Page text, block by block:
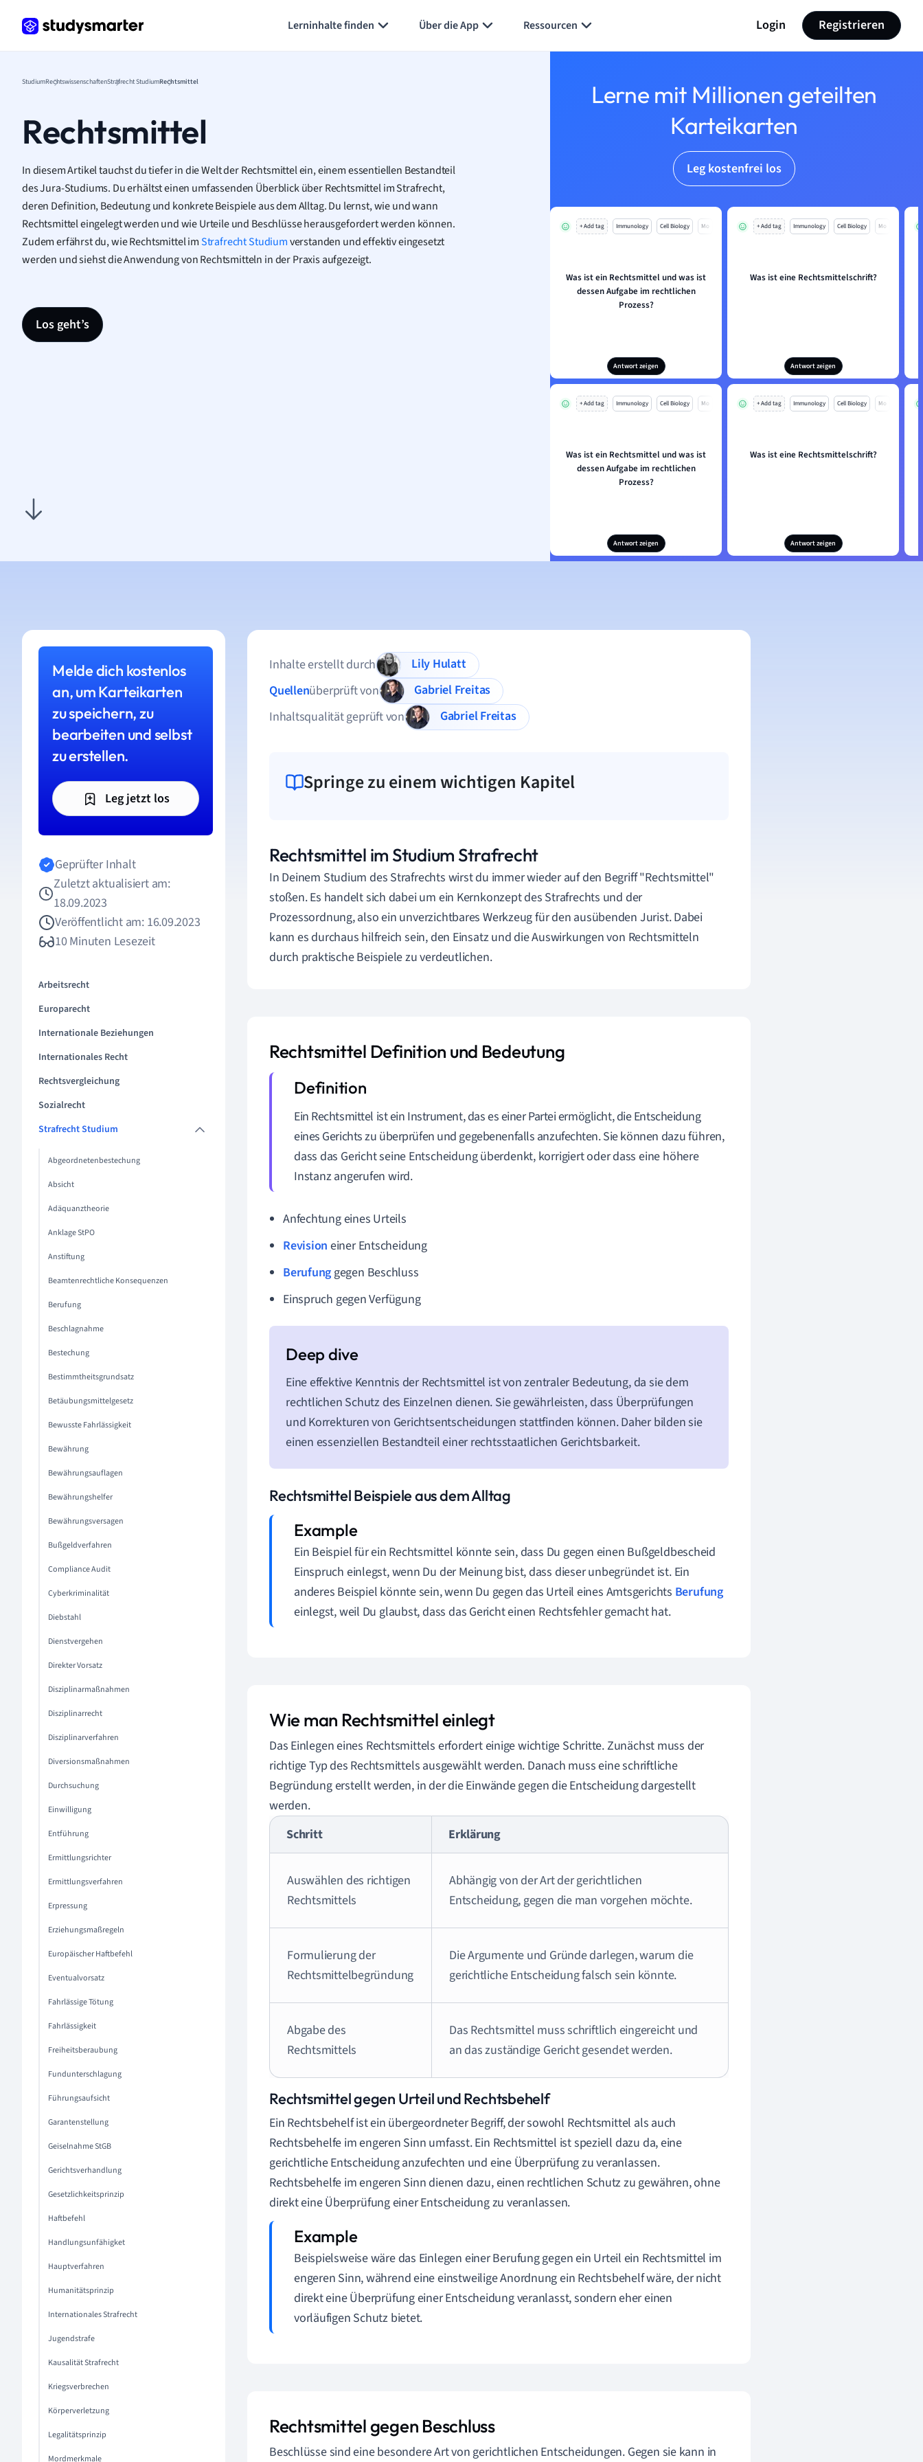
Lerninhalte finden Über die App Ressourcen Login Registrieren
StudiumRechtswissenschaftenStrafrecht StudiumRechtsmittel
Rechtsmittel
In diesem Artikel tauchst du tiefer in die Welt der Rechtsmittel ein, einem essentiellen Bestandteil
des Jura-Studiums. Du erhältst einen umfassenden Überblick über Rechtsmittel im Strafrecht,
deren Definition, Bedeutung und konkrete Beispiele aus dem Alltag. Du lernst, wie und wann
Rechtsmittel eingelegt werden und wie Urteile und Beschlüsse herausgefordert werden können.
Zudem erfährst du, wie Rechtsmittel imStrafrecht Studiumverstanden und effektiv eingesetzt
werden und siehst die Anwendung von Rechtsmitteln in der Praxis aufgezeigt.
Los geht’s
Lerne mit Millionen geteilten
Karteikarten
Leg kostenfrei los
+ Add tag Immunology Cell Biology Mo
Was ist ein Rechtsmittel und was ist
dessen Aufgabe im rechtlichen
Prozess?
Antwort zeigen
+ Add tag Immunology Cell Biology Mo
Was ist eine Rechtsmittelschrift?
Antwort zeigen
+ Add tag Immunology Cell Biology Mo
Was ist ein Rechtsmittel und was ist
dessen Aufgabe im rechtlichen
Prozess?
Antwort zeigen
+ Add tag Immunology Cell Biology Mo
Was ist eine Rechtsmittelschrift?
Antwort zeigen
Melde dich kostenlos
an, um Karteikarten
zu speichern, zu
bearbeiten und selbst
zu erstellen.
Leg jetzt los
Geprüfter Inhalt
Zuletzt aktualisiert am:
18.09.2023
Veröffentlicht am: 16.09.2023
10 Minuten Lesezeit
Arbeitsrecht
Europarecht
Internationale Beziehungen
Internationales Recht
Rechtsvergleichung
Sozialrecht
Strafrecht Studium
Abgeordnetenbestechung
Absicht
Adäquanztheorie
Anklage StPO
Anstiftung
Beamtenrechtliche Konsequenzen
Berufung
Beschlagnahme
Bestechung
Bestimmtheitsgrundsatz
Betäubungsmittelgesetz
Bewusste Fahrlässigkeit
Bewährung
Bewährungsauflagen
Bewährungshelfer
Bewährungsversagen
Bußgeldverfahren
Compliance Audit
Cyberkriminalität
Diebstahl
Dienstvergehen
Direkter Vorsatz
Disziplinarmaßnahmen
Disziplinarrecht
Disziplinarverfahren
Diversionsmaßnahmen
Durchsuchung
Einwilligung
Entführung
Ermittlungsrichter
Ermittlungsverfahren
Erpressung
Erziehungsmaßregeln
Europäischer Haftbefehl
Eventualvorsatz
Fahrlässige Tötung
Fahrlässigkeit
Freiheitsberaubung
Fundunterschlagung
Führungsaufsicht
Garantenstellung
Geiselnahme StGB
Gerichtsverhandlung
Gesetzlichkeitsprinzip
Haftbefehl
Handlungsunfähigket
Hauptverfahren
Humanitätsprinzip
Internationales Strafrecht
Jugendstrafe
Kausalität Strafrecht
Kriegsverbrechen
Körperverletzung
Legalitätsprinzip
Mordmerkmale
Inhalte erstellt durch
Lily Hulatt
Quellenüberprüft von
Gabriel Freitas
Inhaltsqualität geprüft von
Gabriel Freitas
Springe zu einem wichtigen Kapitel
Rechtsmittel im Studium Strafrecht
In Deinem Studium des Strafrechts wirst du immer wieder auf den Begriff "Rechtsmittel"
stoßen. Es handelt sich dabei um ein Kernkonzept des Strafrechts und der
Prozessordnung, also ein unverzichtbares Werkzeug für den ausübenden Jurist. Dabei
kann es durchaus hilfreich sein, den Einsatz und die Auswirkungen von Rechtsmitteln
durch praktische Beispiele zu verdeutlichen.
Rechtsmittel Definition und Bedeutung
Ein Rechtsmittel ist ein Instrument, das es einer Partei ermöglicht, die Entscheidung
eines Gerichts zu überprüfen und gegebenenfalls anzufechten. Sie können dazu führen,
dass das Gericht seine Entscheidung überdenkt, korrigiert oder dass eine höhere
Instanz angerufen wird.
Anfechtung eines Urteils
Revision einer Entscheidung
Berufunggegen Beschluss
Einspruch gegen Verfügung
Eine effektive Kenntnis der Rechtsmittel ist von zentraler Bedeutung, da sie dem
rechtlichen Schutz des Einzelnen dienen. Sie gewährleisten, dass Überprüfungen
und Korrekturen von Gerichtsentscheidungen stattfinden können. Daher bilden sie
einen essenziellen Bestandteil einer rechtsstaatlichen Gerichtsbarkeit.
Rechtsmittel Beispiele aus dem Alltag
Ein Beispiel für ein Rechtsmittel könnte sein, dass Du gegen einen Bußgeldbescheid
Einspruch einlegst, wenn Du der Meinung bist, dass dieser unbegründet ist. Ein
anderes Beispiel könnte sein, wenn Du gegen das Urteil eines Amtsgerichts Berufung
einlegst, weil Du glaubst, dass das Gericht einen Rechtsfehler gemacht hat.
Wie man Rechtsmittel einlegt
Das Einlegen eines Rechtsmittels erfordert einige wichtige Schritte. Zunächst muss der
richtige Typ des Rechtsmittels ausgewählt werden. Danach muss eine schriftliche
Begründung erstellt werden, in der die Einwände gegen die Entscheidung dargestellt
werden.
Schritt
Erklärung
Auswählen des richtigen
Rechtsmittels
Abhängig von der Art der gerichtlichen
Entscheidung, gegen die man vorgehen möchte.
Formulierung der
Rechtsmittelbegründung
Die Argumente und Gründe darlegen, warum die
gerichtliche Entscheidung falsch sein könnte.
Abgabe des
Rechtsmittels
Das Rechtsmittel muss schriftlich eingereicht und
an das zuständige Gericht gesendet werden.
Rechtsmittel gegen Urteil und Rechtsbehelf
Ein Rechtsbehelf ist ein übergeordneter Begriff, der sowohl Rechtsmittel als auch
Rechtsbehelfe im engeren Sinn umfasst. Ein Rechtsmittel ist speziell dazu da, eine
gerichtliche Entscheidung anzufechten und eine Überprüfung zu veranlassen.
Rechtsbehelfe im engeren Sinn dienen dazu, einen rechtlichen Schutz zu gewähren, ohne
direkt eine Überprüfung einer Entscheidung zu veranlassen.
Beispielsweise wäre das Einlegen einer Berufung gegen ein Urteil ein Rechtsmittel im
engeren Sinn, während eine einstweilige Anordnung ein Rechtsbehelf wäre, der nicht
direkt eine Überprüfung einer Entscheidung veranlasst, sondern eher einen
vorläufigen Schutz bietet.
Rechtsmittel gegen Beschluss
Beschlüsse sind eine besondere Art von gerichtlichen Entscheidungen. Gegen sie kann in